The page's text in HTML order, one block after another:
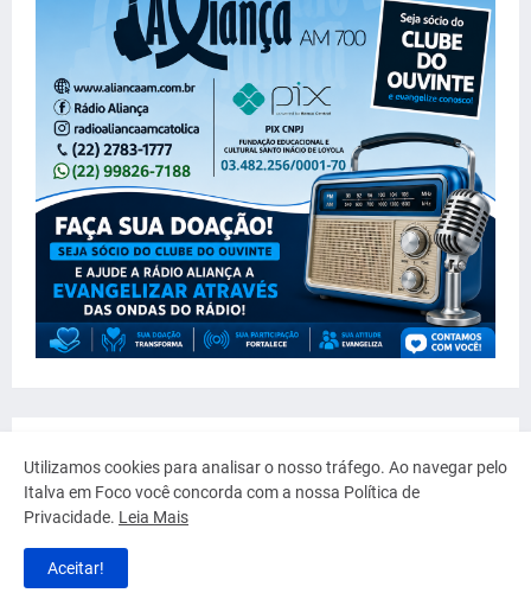
Utilizamos cookies para analisar o nosso tráfego. Ao navegar pelo
Italva em Foco você concorda com a nossa Política de
Privacidade. Leia Mais
Aceitar!